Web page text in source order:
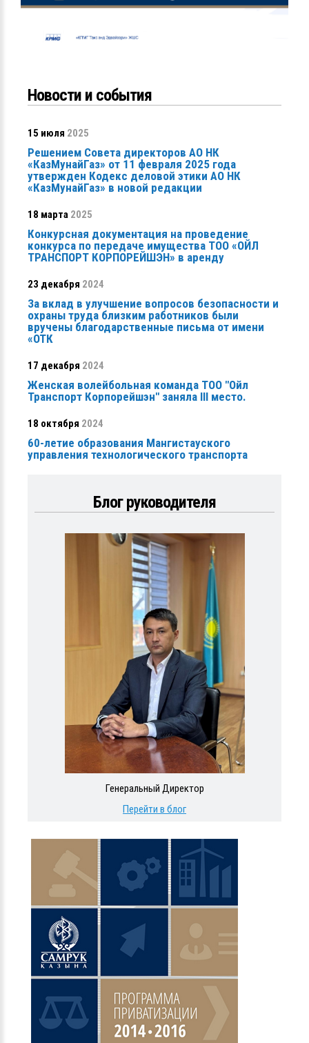
Новости и события
15 июля 2025
Решением Совета директоров АО НК
«КазМунайГаз» от 11 февраля 2025 года
утвержден Кодекс деловой этики АО НК
«КазМунайГаз» в новой редакции
18 марта 2025
Конкурсная документация на проведение
конкурса по передаче имущества ТОО «ОЙЛ
ТРАНСПОРТ КОРПОРЕЙШЭН» в аренду
23 декабря 2024
За вклад в улучшение вопросов безопасности и
охраны труда близким работников были
вручены благодарственные письма от имени
«ОТК
17 декабря 2024
Женская волейбольная команда ТОО "Ойл
Транспорт Корпорейшэн" заняла ІІІ место.
18 октября 2024
60-летие образования Мангистауского
управления технологического транспорта
Блог руководителя
Генеральный Директор
Перейти в блог